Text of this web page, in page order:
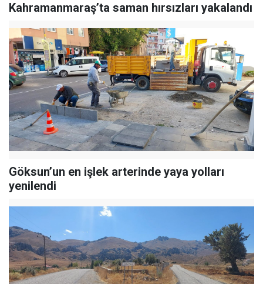
Kahramanmaraş’ta saman hırsızları yakalandı
Göksun’un en işlek arterinde yaya yolları
yenilendi